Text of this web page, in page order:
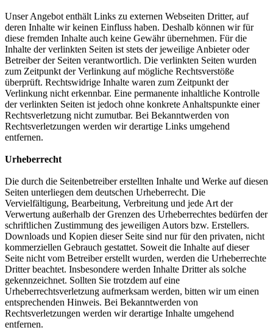
Unser Angebot enthält Links zu externen Webseiten Dritter, auf
deren Inhalte wir keinen Einfluss haben. Deshalb können wir für
diese fremden Inhalte auch keine Gewähr übernehmen. Für die
Inhalte der verlinkten Seiten ist stets der jeweilige Anbieter oder
Betreiber der Seiten verantwortlich. Die verlinkten Seiten wurden
zum Zeitpunkt der Verlinkung auf mögliche Rechtsverstöße
überprüft. Rechtswidrige Inhalte waren zum Zeitpunkt der
Verlinkung nicht erkennbar. Eine permanente inhaltliche Kontrolle
der verlinkten Seiten ist jedoch ohne konkrete Anhaltspunkte einer
Rechtsverletzung nicht zumutbar. Bei Bekanntwerden von
Rechtsverletzungen werden wir derartige Links umgehend
entfernen.
Urheberrecht
Die durch die Seitenbetreiber erstellten Inhalte und Werke auf diesen
Seiten unterliegen dem deutschen Urheberrecht. Die
Vervielfältigung, Bearbeitung, Verbreitung und jede Art der
Verwertung außerhalb der Grenzen des Urheberrechtes bedürfen der
schriftlichen Zustimmung des jeweiligen Autors bzw. Erstellers.
Downloads und Kopien dieser Seite sind nur für den privaten, nicht
kommerziellen Gebrauch gestattet. Soweit die Inhalte auf dieser
Seite nicht vom Betreiber erstellt wurden, werden die Urheberrechte
Dritter beachtet. Insbesondere werden Inhalte Dritter als solche
gekennzeichnet. Sollten Sie trotzdem auf eine
Urheberrechtsverletzung aufmerksam werden, bitten wir um einen
entsprechenden Hinweis. Bei Bekanntwerden von
Rechtsverletzungen werden wir derartige Inhalte umgehend
entfernen.